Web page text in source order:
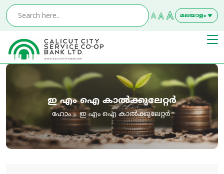
മലയാളം
ഇംഗ്ലീഷ്
ഇ എം ഐ കാൽക്കുലേറ്റർ
ഹോം ഇ എം ഐ കാൽക്കുലേറ്റർ